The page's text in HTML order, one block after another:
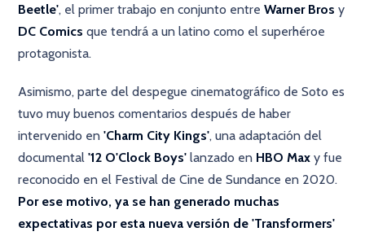
Beetle', el primer trabajo en conjunto entreWarner Bros y
DC Comics que tendrá a un latino como el superhéroe
protagonista.
Asimismo, parte del despegue cinematográfico de Soto es
tuvo muy buenos comentarios después de haber
intervenido en 'Charm City Kings', una adaptación del
documental '12 O'Clock Boys'lanzado en HBO Max y fue
reconocido en el Festival de Cine de Sundance en 2020.
Por ese motivo, ya se han generado muchas
expectativas por esta nueva versión de 'Transformers'